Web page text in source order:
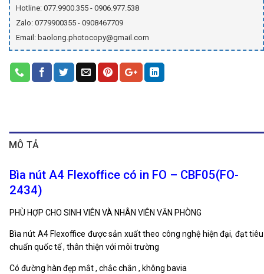
Hotline: 077.9900.355 - 0906.977.538
Zalo: 0779900355 - 0908467709
Email: baolong.photocopy@gmail.com
MÔ TẢ
Bìa nút A4 Flexoffice có in FO – CBF05(FO-
2434)
PHÙ HỢP CHO SINH VIÊN VÀ NHÂN VIÊN VĂN PHÒNG
Bìa nút A4 Flexoffice được sản xuất theo công nghệ hiện đại, đạt tiêu
chuẩn quốc tế , thân thiện với môi trường
Có đường hàn đẹp mắt , chắc chắn , không bavia